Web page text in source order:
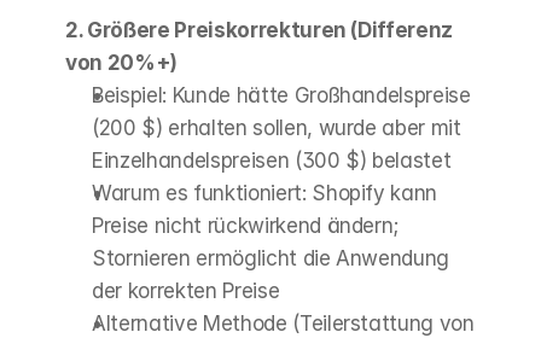
2. Größere Preiskorrekturen (Differenz
von 20%+)
Beispiel: Kunde hätte Großhandelspreise
(200 $) erhalten sollen, wurde aber mit
Einzelhandelspreisen (300 $) belastet
Warum es funktioniert: Shopify kann
Preise nicht rückwirkend ändern;
Stornieren ermöglicht die Anwendung
der korrekten Preise
Alternative Methode (Teilerstattung von